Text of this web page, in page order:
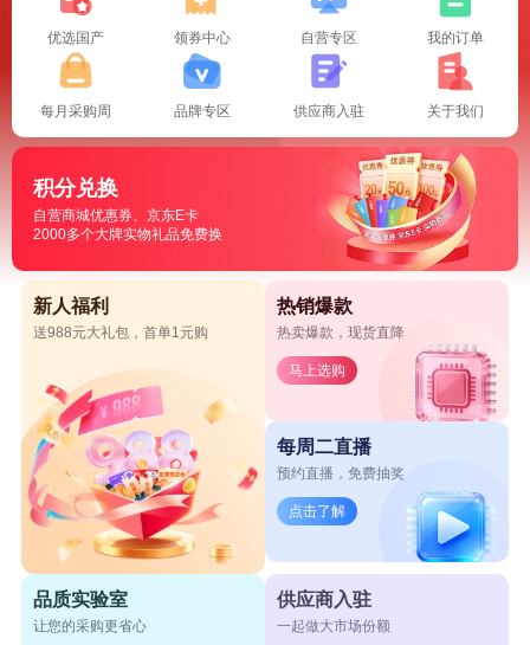
优选国产 领券中心 自营专区 我的订单
每月采购周 品牌专区 供应商入驻 关于我们
积分兑换
自营商城优惠券、京东E卡
2000多个大牌实物礼品免费换
新人福利
送988元大礼包，首单1元购
热销爆款
热卖爆款，现货直降
马上选购
每周二直播
预约直播，免费抽奖
点击了解
品质实验室
让您的采购更省心
供应商入驻
一起做大市场份额